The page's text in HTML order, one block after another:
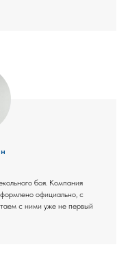
боя. Компания
официально, с
с ними уже не первый